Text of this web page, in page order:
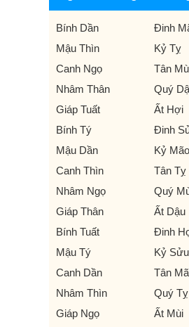
Bính Dần
Đinh
Mậu Thìn
Kỷ Tỵ
Canh Ngọ
Tân
Nhâm Thân
Quý
Giáp Tuất
Ất Hợi
Bính Tý
Đinh
Mậu Dần
Kỷ Mão
Canh Thìn
Tân Tỵ
Nhâm Ngọ
Quý
Giáp Thân
Ất Dậu
Bính Tuất
Đinh
Mậu Tý
Kỷ Sửu
Canh Dần
Tân
Nhâm Thìn
Quý Tỵ
Giáp Ngọ
Ất Mùi